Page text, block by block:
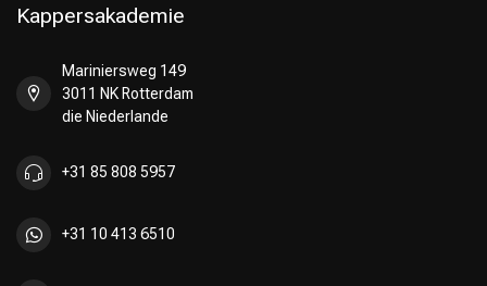
Kappersakademie
Mariniersweg 149
3011 NK Rotterdam
die Niederlande
+31 85 808 5957
+31 10 413 6510